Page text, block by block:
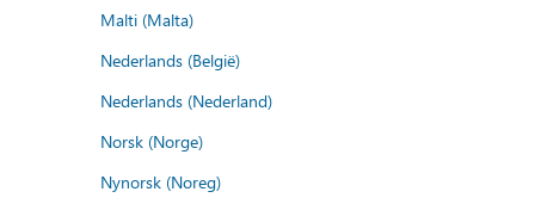
Malti (Malta)
Nederlands (België)
Nederlands (Nederland)
Norsk (Norge)
Nynorsk (Noreg)